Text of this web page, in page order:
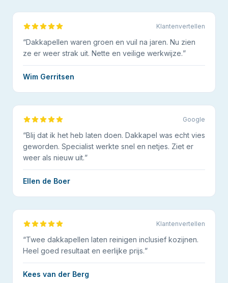
Klantenvertellen
“Dakkapellen waren groen en vuil na jaren. Nu zien
ze er weer strak uit. Nette en veilige werkwijze.”
Wim Gerritsen
Google
“Blij dat ik het heb laten doen. Dakkapel was echt vies
geworden. Specialist werkte snel en netjes. Ziet er
weer als nieuw uit.”
Ellen de Boer
Klantenvertellen
“Twee dakkapellen laten reinigen inclusief kozijnen.
Heel goed resultaat en eerlijke prijs.”
Kees van der Berg